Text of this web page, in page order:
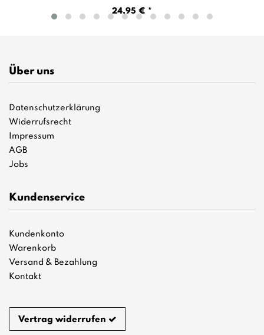
24,95 € *
Über uns
Datenschutzerklärung
Widerrufsrecht
Impressum
AGB
Jobs
Kundenservice
Kundenkonto
Warenkorb
Versand & Bezahlung
Kontakt
Vertrag widerrufen